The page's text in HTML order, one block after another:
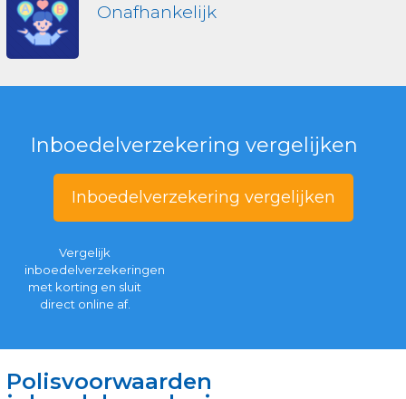
Onafhankelijk
Inboedelverzekering vergelijken
Inboedelverzekering vergelijken
Vergelijk
inboedelverzekeringen
met korting en sluit
direct online af.
Polisvoorwaarden